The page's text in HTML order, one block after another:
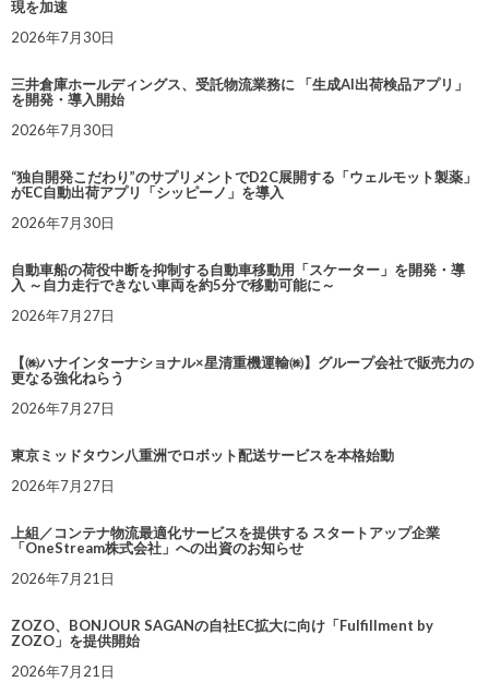
現を加速
2026年7月30日
三井倉庫ホールディングス、受託物流業務に 「生成AI出荷検品アプリ」
を開発・導入開始
2026年7月30日
“独自開発こだわり”のサプリメントでD2C展開する「ウェルモット製薬」
がEC自動出荷アプリ「シッピーノ」を導入
2026年7月30日
自動車船の荷役中断を抑制する自動車移動用「スケーター」を開発・導
入 ～自力走行できない車両を約5分で移動可能に～
2026年7月27日
【㈱ハナインターナショナル×星清重機運輸㈱】グループ会社で販売力の
更なる強化ねらう
2026年7月27日
東京ミッドタウン八重洲でロボット配送サービスを本格始動
2026年7月27日
上組／コンテナ物流最適化サービスを提供する スタートアップ企業
「OneStream株式会社」への出資のお知らせ
2026年7月21日
ZOZO、BONJOUR SAGANの自社EC拡大に向け「Fulfillment by
ZOZO」を提供開始
2026年7月21日